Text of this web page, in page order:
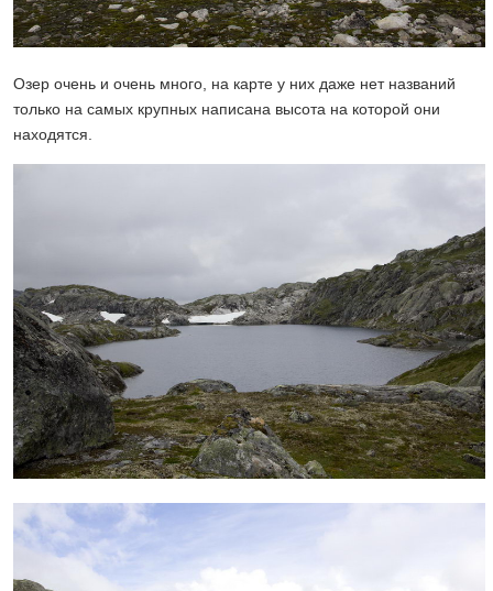
Озер очень и очень много, на карте у них даже нет названий
только на самых крупных написана высота на которой они
находятся.